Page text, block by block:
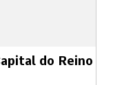
do Reino